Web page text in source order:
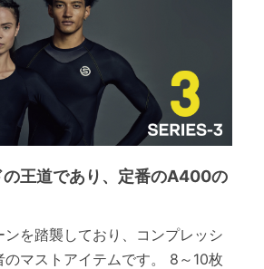
の王道であり、定番のA400の
ンを踏襲しており、コンプレッシ
のマストアイテムです。 8～10枚